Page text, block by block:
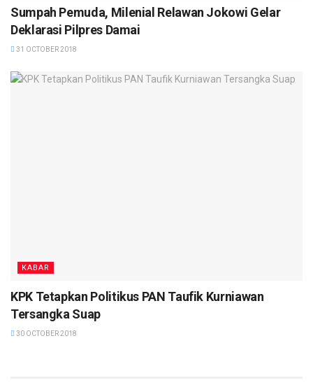
Sumpah Pemuda, Milenial Relawan Jokowi Gelar
Deklarasi Pilpres Damai
31 OCTOBER 2018
KABAR
KPK Tetapkan Politikus PAN Taufik Kurniawan
Tersangka Suap
30 OCTOBER 2018